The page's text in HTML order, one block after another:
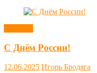
С Днём России!
12.06.2025 Игорь Бродяга